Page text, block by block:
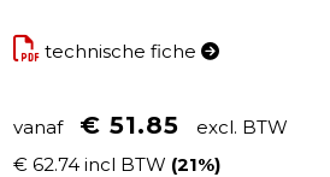
technische fiche
vanaf € 51.85
excl. BTW
€ 62.74 incl BTW (21%)